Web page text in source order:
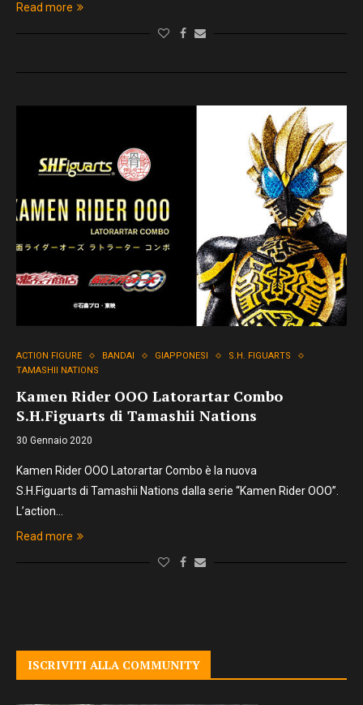
Read more
ACTION FIGURE BANDAI GIAPPONESI
S.H. FIGUARTS
TAMASHII NATIONS
Kamen Rider OOO Latorartar Combo
S.H.Figuarts di Tamashii Nations
30 Gennaio 2020
Kamen Rider OOO Latorartar Combo è la nuova
S.H.Figuarts di Tamashii Nations dalla serie “Kamen Rider OOO”.
L’action…
Read more
ISCRIVITI ALLA COMMUNITY